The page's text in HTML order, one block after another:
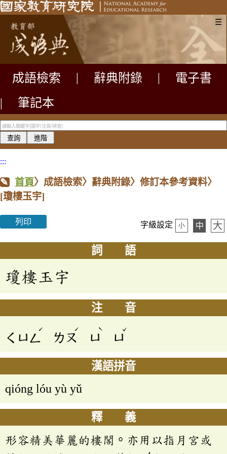
☰
成語檢索 辭典附錄
電子書
|
筆記本
:::
首頁〉成語檢索〉辭典附錄〉修訂本參考資料〉
[瓊樓玉宇]
列印 字級設定 小 中 大
詞 語
瓊樓玉宇
注 音
ㄑㄩㄥ
ˊ
ㄌㄡ
ˊ
ㄩ
ˋ
ㄩ
ˇ
漢語拼音
qióng lóu yù yǔ
釋 義
形容精美華麗的樓閣。亦用以指月宮或